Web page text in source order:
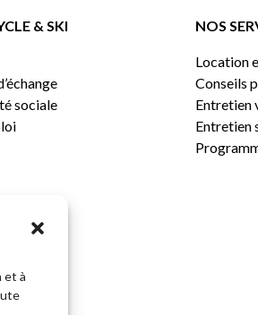
et à
& SKI
sociale
NOS
Location
Conseils
Entretien
Entretien